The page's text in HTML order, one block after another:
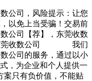
公司，风险提示：让您
以免上当受骗！交易前
公司【荐】，东莞收数
东莞收数公司 我们
公司的服务，通过以小
，为企业和个人提供一
案只有负价值，不能贴